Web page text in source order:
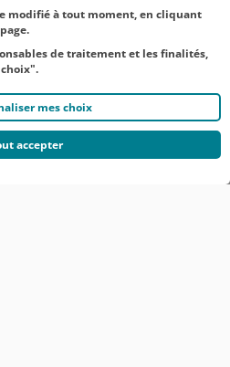
modifié à tout moment, en cliquant
de traitement et les finalités,
mes choix
accepter